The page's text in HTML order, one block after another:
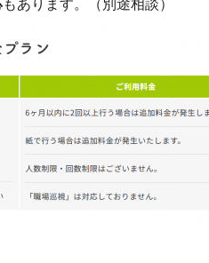
もあります。（別途相談）